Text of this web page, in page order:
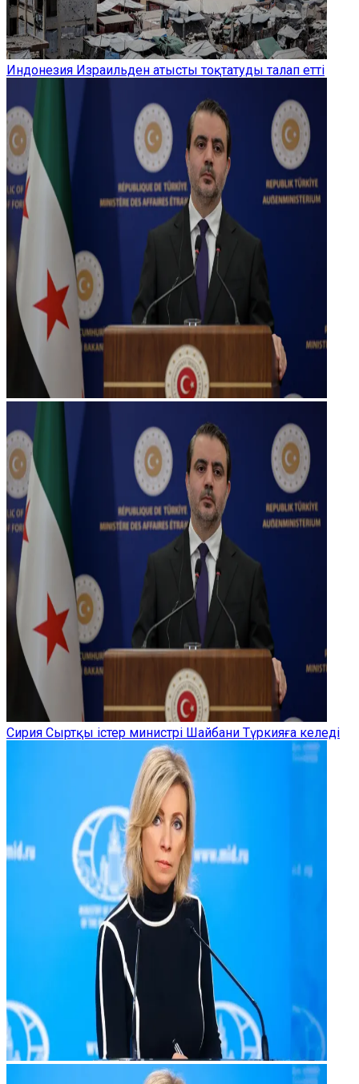
Индонезия Израильден атысты тоқтатуды талап етті
Сирия Сыртқы істер министрі Шайбани Түркияға келеді